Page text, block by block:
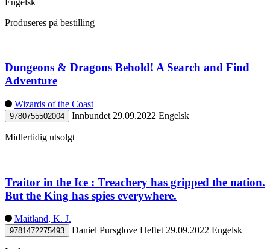
Produseres på bestilling
Dungeons & Dragons Behold! A Search and Find
Adventure
Wizards of the Coast
9780755502004 Innbundet 29.09.2022 Engelsk
Midlertidig utsolgt
Traitor in the Ice : Treachery has gripped the nation.
But the King has spies everywhere.
Maitland, K. J.
9781472275493 Daniel Pursglove Heftet 29.09.2022 Engelsk